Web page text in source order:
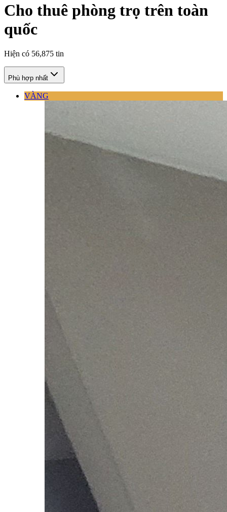
Cho thuê phòng trọ trên toàn
quốc
Hiện có 56,875 tin
Phù hợp nhất
VÀNG